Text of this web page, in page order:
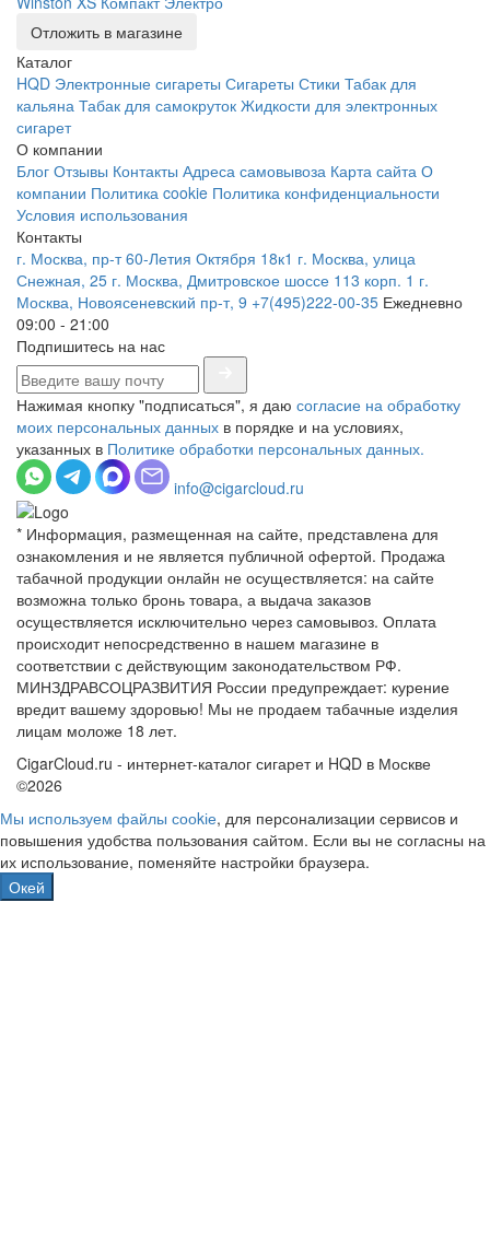
Отложить в магазине
Каталог
HQD Электронные сигареты Сигареты Стики Табак для
кальяна Табак для самокруток Жидкости для электронных
сигарет
О компании
Блог Отзывы Контакты Адреса самовывоза Карта сайта О
компании Политика cookie Политика конфиденциальности
Условия использования
Контакты
г. Москва, пр-т 60-Летия Октября 18к1 г. Москва, улица
Снежная, 25 г. Москва, Дмитровское шоссе 113 корп. 1 г.
Москва, Новоясеневский пр-т, 9 +7(495)222-00-35 Ежедневно
09:00 - 21:00
Подпишитесь на нас
Нажимая кнопку "подписаться", я даю согласие на обработку
моих персональных данных в порядке и на условиях,
указанных в Политике обработки персональных данных.
info@cigarcloud.ru
* Информация, размещенная на сайте, представлена для
ознакомления и не является публичной офертой. Продажа
табачной продукции онлайн не осуществляется: на сайте
возможна только бронь товара, а выдача заказов
осуществляется исключительно через самовывоз. Оплата
происходит непосредственно в нашем магазине в
соответствии с действующим законодательством РФ.
МИНЗДРАВСОЦРАЗВИТИЯ России предупреждает: курение
вредит вашему здоровью! Мы не продаем табачные изделия
лицам моложе 18 лет.
CigarCloud.ru - интернет-каталог сигарет и HQD в Москве
©2026
Мы используем файлы сооkіе, для персонализации сервисов и
повышения удобства пользования сайтом. Если вы не согласны на
их использование, поменяйте настройки браузера.
Окей